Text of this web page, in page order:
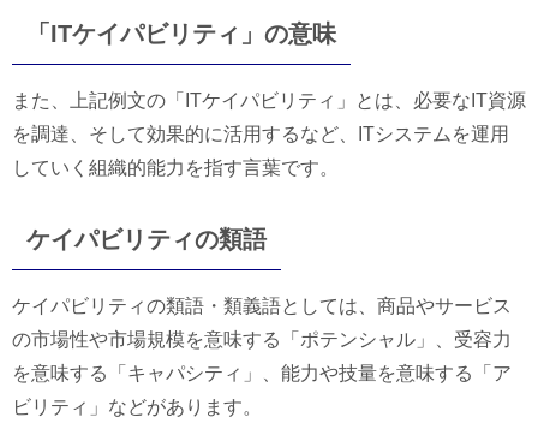
「ITケイパビリティ」の意味
また、上記例文の「ITケイパビリティ」とは、必要なIT資源
を調達、そして効果的に活用するなど、ITシステムを運用
していく組織的能力を指す言葉です。
ケイパビリティの類語
ケイパビリティの類語・類義語としては、商品やサービス
の市場性や市場規模を意味する「ポテンシャル」、受容力
を意味する「キャパシティ」、能力や技量を意味する「ア
ビリティ」などがあります。